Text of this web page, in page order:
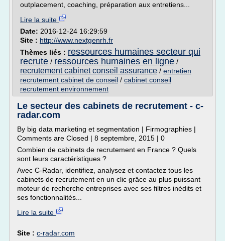
outplacement, coaching, préparation aux entretiens...
Lire la suite
Date: 2016-12-24 16:29:59
Site : http://www.nextgenrh.fr
Thèmes liés : ressources humaines secteur qui
recrute / ressources humaines en ligne /
recrutement cabinet conseil assurance / entretien
recrutement cabinet de conseil / cabinet conseil
recrutement environnement
Le secteur des cabinets de recrutement - c-
radar.com
By big data marketing et segmentation | Firmographies |
Comments are Closed | 8 septembre, 2015 | 0
Combien de cabinets de recrutement en France ? Quels
sont leurs caractéristiques ?
Avec C-Radar, identifiez, analysez et contactez tous les
cabinets de recrutement en un clic grâce au plus puissant
moteur de recherche entreprises avec ses filtres inédits et
ses fonctionnalités...
Lire la suite
Site : c-radar.com